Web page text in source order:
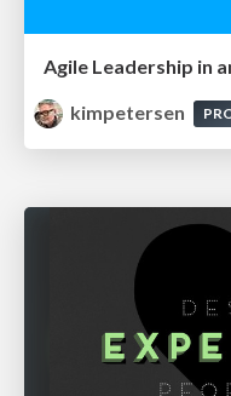
Agile Leadership in
kimpetersen